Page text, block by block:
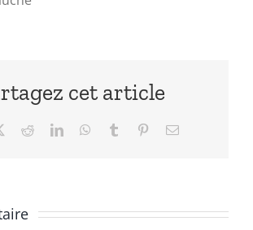
cet article
RedditLinkedInWhatsApp
Tumblr PinterestEmail